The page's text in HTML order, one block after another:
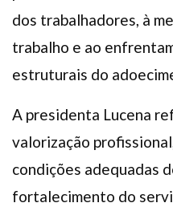
dos trabalhadores, à
trabalho e ao
estruturais do
A presidenta Lucena
valorização
condições adequadas
fortalecimento do